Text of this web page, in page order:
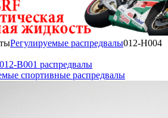
Регулируемые распредвалы012-H004
012-B001 распредвалы
спортивные распредвалы